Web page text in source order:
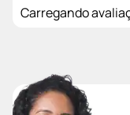
Carregando